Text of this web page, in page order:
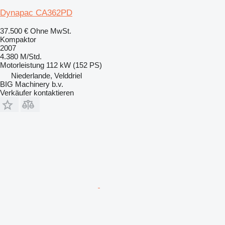
Dynapac CA362PD
37.500 € Ohne MwSt.
Kompaktor
2007
4.380 M/Std.
Motorleistung 112 kW (152 PS)
Niederlande, Velddriel
BIG Machinery b.v.
Verkäufer kontaktieren